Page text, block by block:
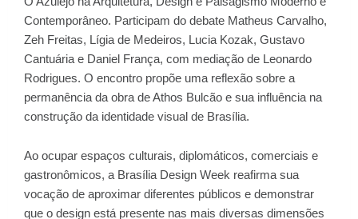
Contemporâneo. Participam do debate Matheus Carvalho,
Zeh Freitas, Lígia de Medeiros, Lucia Kozak, Gustavo
Cantuária e Daniel França, com mediação de Leonardo
Rodrigues. O encontro propõe uma reflexão sobre a
permanência da obra de Athos Bulcão e sua influência na
construção da identidade visual de Brasília.
Ao ocupar espaços culturais, diplomáticos, comerciais e
gastronômicos, a Brasília Design Week reafirma sua
vocação de aproximar diferentes públicos e demonstrar
que o design está presente nas mais diversas dimensões